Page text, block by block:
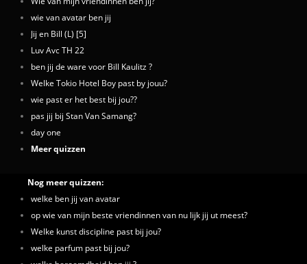
wie van avatar ben jij
Jij en Bill (L) [5]
Luv Avc TH 22
ben jij de ware voor Bill Kaulitz ?
Welke Tokio Hotel Boy past by jouu?
wie past er het best bij jou??
pas jij bij Stan Van Samang?
day one
Meer quizzen
Nog meer quizzen:
welke ben jij van avatar
op wie van mijn beste vriendinnen van nu lijk jij ut meest?
Welke kunst discipline past bij jou?
welke parfum past bij jou?